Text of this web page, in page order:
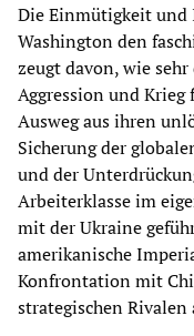
Die Einmütigkeit
Washington den
zeugt davon, wie
Aggression und
Ausweg aus ihren
Sicherung der
und der
Arbeiterklasse im
mit der Ukraine
amerikanische
Konfrontation mit
strategischen Rivalen